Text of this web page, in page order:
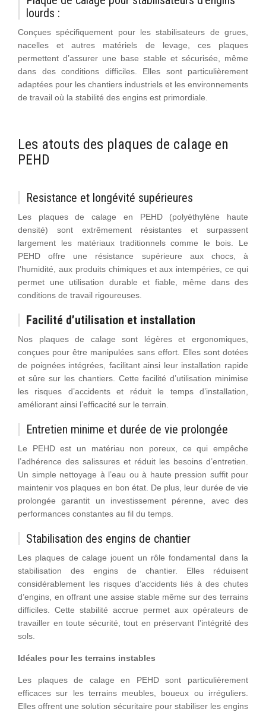
lourds :
Conçues spécifiquement pour les stabilisateurs de grues,
nacelles et autres matériels de levage, ces plaques
permettent d’assurer une base stable et sécurisée, même
dans des conditions difficiles. Elles sont particulièrement
adaptées pour les chantiers industriels et les environnements
de travail où la stabilité des engins est primordiale.
Les atouts des plaques de calage en
PEHD
Resistance et longévité supérieures
Les plaques de calage en PEHD (polyéthylène haute
densité) sont extrêmement résistantes et surpassent
largement les matériaux traditionnels comme le bois. Le
PEHD offre une résistance supérieure aux chocs, à
l’humidité, aux produits chimiques et aux intempéries, ce qui
permet une utilisation durable et fiable, même dans des
conditions de travail rigoureuses.
Facilité d’utilisation et installation
Nos plaques de calage sont légères et ergonomiques,
conçues pour être manipulées sans effort. Elles sont dotées
de poignées intégrées, facilitant ainsi leur installation rapide
et sûre sur les chantiers. Cette facilité d’utilisation minimise
les risques d’accidents et réduit le temps d’installation,
améliorant ainsi l’efficacité sur le terrain.
Entretien minime et durée de vie prolongée
Le PEHD est un matériau non poreux, ce qui empêche
l’adhérence des salissures et réduit les besoins d’entretien.
Un simple nettoyage à l’eau ou à haute pression suffit pour
maintenir vos plaques en bon état. De plus, leur durée de vie
prolongée garantit un investissement pérenne, avec des
performances constantes au fil du temps.
Stabilisation des engins de chantier
Les plaques de calage jouent un rôle fondamental dans la
stabilisation des engins de chantier. Elles réduisent
considérablement les risques d’accidents liés à des chutes
d’engins, en offrant une assise stable même sur des terrains
difficiles. Cette stabilité accrue permet aux opérateurs de
travailler en toute sécurité, tout en préservant l’intégrité des
sols.
Idéales pour les terrains instables
Les plaques de calage en PEHD sont particulièrement
efficaces sur les terrains meubles, boueux ou irréguliers.
Elles offrent une solution sécuritaire pour stabiliser les engins